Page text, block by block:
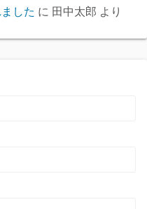
ました に 田中太郎 より